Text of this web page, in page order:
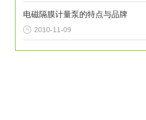
电磁隔膜计量泵的特点与品牌
2010-11-09